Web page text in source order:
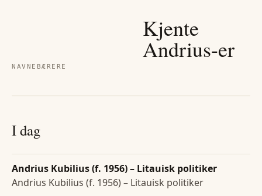
NAVNEBÆRERE
Kjente
Andrius-er
I dag
Andrius Kubilius (f. 1956) – Litauisk politiker
Andrius Kubilius (f. 1956) – Litauisk politiker